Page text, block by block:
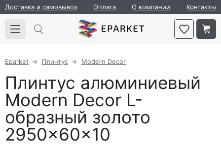
Доставка и самовывоз Оплата О компании Контакты
Eparket Плинтус Modern Decor
Плинтус алюминиевый
Modern Decor L-
образный золото
2950×60×10